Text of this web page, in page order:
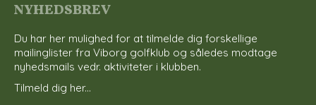
NYHEDSBREV
Du har her mulighed for at tilmelde dig forskellige
mailinglister fra Viborg golfklub og således modtage
nyhedsmails vedr. aktiviteter i klubben.
Tilmeld dig her...